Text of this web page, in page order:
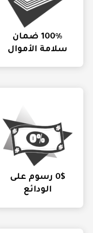
100٪ ضمان
سلامة الأموال
0$ رسوم على
الودائع